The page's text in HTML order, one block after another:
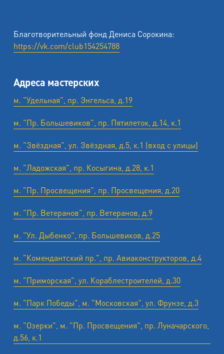
Благотворительный фонд Дениса Сорокина:
https://vk.com/club154254788
Адреса мастерских
м. "Удельная", пр. Энгельса, д.19
м. "Пр. Большевиков", пр. Пятилеток, д.14, к.1
м. "Звёздная", ул. Звёздная, д.5, к.1 (вход с улицы)
м. "Ладожская", пр. Косыгина, д.28, к.1
м. "Пр. Просвещения", пр. Просвещения, д.20
м. "Пр. Ветеранов", пр. Ветеранов, д.9
м. "Ул. Дыбенко", пр. Большевиков, д.25
м. "Комендантский пр.", пр. Авиаконструкторов, д.4
м. "Приморская", ул. Кораблестроителей, д.30
м. "Парк Победы", м. "Московская", ул. Фрунзе, д.3
м. "Озерки", м. "Пр. Просвещения", пр. Луначарского,
д.56, к.1